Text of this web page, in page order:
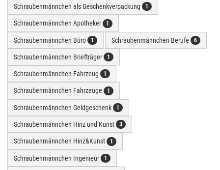
Schraubenmännchen als Geschenkverpackung 1
Schraubenmännchen Apotheker 1
Schraubenmännchen Büro 1 Schraubenmännchen Berufe 6
Schraubenmännchen Briefträger 1
Schraubenmännchen Fahrzeug 1
Schraubenmännchen Fahrzeuge 1
Schraubenmännchen Geldgeschenk 1
Schraubenmännchen Hinz und Kunst 3
Schraubenmännchen Hinz&Kunst 1
Schraubenmännchen Ingenieur 1